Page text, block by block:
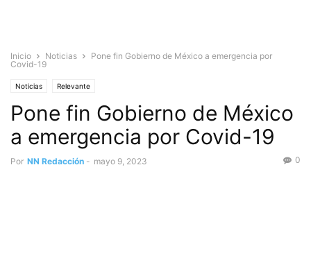
Inicio Noticias
Pone fin Gobierno de México a emergencia por
Covid-19
Noticias Relevante
Pone fin Gobierno de México
a emergencia por Covid-19
Por NN Redacción - mayo 9, 2023 0